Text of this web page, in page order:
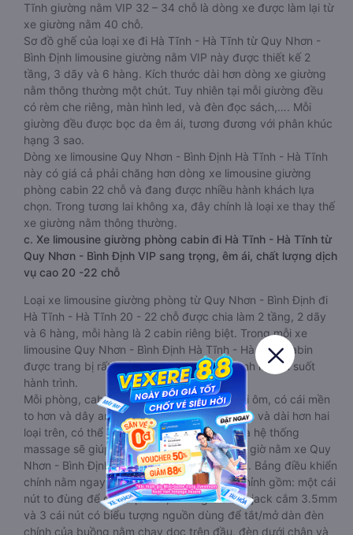
Tĩnh giường nằm VIP 32 – 34 chỗ là dòng xe được làm lại từ
xe giường nằm 40 chỗ.
Sơ đồ ghế của loại xe đi Hà Tĩnh - Hà Tĩnh từ Quy Nhơn -
Bình Định limousine giường nằm VIP này được thiết kế 2
tầng, 3 dãy và 6 hàng. Kích thước dài hơn dòng xe giường
nằm thông thường một chút. Tuy nhiên tại mỗi giường đều
có rèm che riêng, màn hình led, và đèn đọc sách,…. Mỗi
giường đều được bọc da êm ái, tương đương với phân khúc
hạng 3 sao.
Dòng xe limousine Quy Nhơn - Bình Định Hà Tĩnh - Hà Tĩnh
này có giá cả phải chăng hơn dòng xe limousine giường
phòng cabin 22 chỗ và đang được nhiều hành khách lựa
chọn. Trong tương lai không xa, đây chính là loại xe thay thế
xe giường nằm thông thường.
c. Xe limousine giường phòng cabin đi Hà Tĩnh - Hà Tĩnh từ
Quy Nhơn - Bình Định VIP sang trọng, êm ái, chất lượng dịch
vụ cao 20 -22 chỗ
Loại xe limousine giường phòng từ Quy Nhơn - Bình Định đi
Hà Tĩnh - Hà Tĩnh 20 - 22 chỗ được chia làm 2 tầng, 2 dãy
và 6 hàng, mỗi hàng là 2 cabin riêng biệt. Trong mỗi xe
limousine Quy Nhơn - Bình Định Hà Tĩnh - Hà Tĩnh cabin
được trang bị rất nhiều tiện ích phục vụ hành khách suốt
hành trình.
Mỗi phòng, cabin đều có gối nằm rời, có gối ôm, có cái mền
to hơn và dây an toàn seat belt. Giường rộng và dài hơn hai
loại trên, có thể lăn lộn thoải mái. Đặc biệt là hệ thống
massage sẽ giúp bạn thư giãn trong những giờ nằm xe Quy
Nhơn - Bình Định đến Hà Tĩnh - Hà Tĩnh dài. Bảng điều khiển
chính nằm ngay cạnh đầu để tiện tay tuỳ chỉnh gồm: một cái
nút to đùng để gọi tiếp viên, 2 cổng USB , 1 jack cắm 3.5mm
và 3 cái nút có biểu tượng nguồn dùng để tắt/mở dàn đèn
chính của buồng nằm chạy dọc trên đầu, đèn dưới chân và